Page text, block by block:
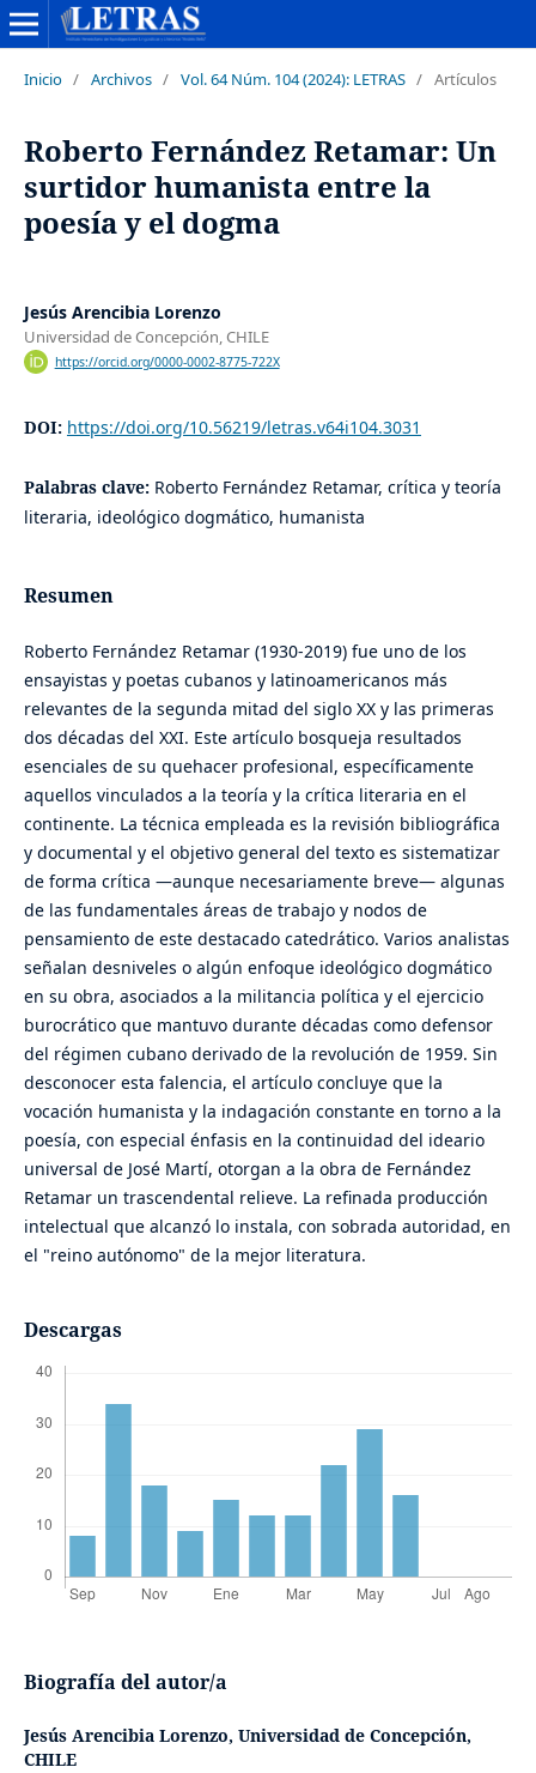
Inicio / Archivos / Vol. 64 Núm. 104 (2024): LETRAS / Artículos
Roberto Fernández Retamar: Un
surtidor humanista entre la
poesía y el dogma
Jesús Arencibia Lorenzo
Universidad de Concepción, CHILE
https://orcid.org/0000-0002-8775-722X
DOI: https://doi.org/10.56219/letras.v64i104.3031
Palabras clave: Roberto Fernández Retamar, crítica y teoría
literaria, ideológico dogmático, humanista
Resumen
Roberto Fernández Retamar (1930-2019) fue uno de los
ensayistas y poetas cubanos y latinoamericanos más
relevantes de la segunda mitad del siglo XX y las primeras
dos décadas del XXI. Este artículo bosqueja resultados
esenciales de su quehacer profesional, específicamente
aquellos vinculados a la teoría y la crítica literaria en el
continente. La técnica empleada es la revisión bibliográfica
y documental y el objetivo general del texto es sistematizar
de forma crítica —aunque necesariamente breve— algunas
de las fundamentales áreas de trabajo y nodos de
pensamiento de este destacado catedrático. Varios analistas
señalan desniveles o algún enfoque ideológico dogmático
en su obra, asociados a la militancia política y el ejercicio
burocrático que mantuvo durante décadas como defensor
del régimen cubano derivado de la revolución de 1959. Sin
desconocer esta falencia, el artículo concluye que la
vocación humanista y la indagación constante en torno a la
poesía, con especial énfasis en la continuidad del ideario
universal de José Martí, otorgan a la obra de Fernández
Retamar un trascendental relieve. La refinada producción
intelectual que alcanzó lo instala, con sobrada autoridad, en
el "reino autónomo" de la mejor literatura.
Descargas
Biografía del autor/a
Jesús Arencibia Lorenzo, Universidad de Concepción,
CHILE